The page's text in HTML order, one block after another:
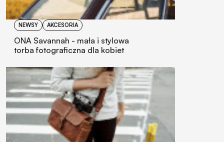
NEWSY AKCESORIA
ONA Savannah - mała i stylowa
torba fotograficzna dla kobiet